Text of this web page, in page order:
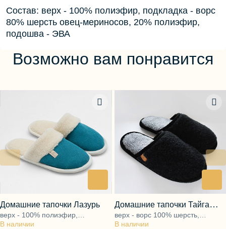
Состав: верх - 100% полиэфир, подкладка - ворс
80% шерсть овец-мериносов, 20% полиэфир,
подошва - ЭВА
Возможно вам понравится
В наличии
Домашние тапочки Лазурь
верх - 100% полиэфир,
подкладка - ворс 100% шерсть,
В наличии
Домашние тапочки Тайга
чёрный
верх - ворс 100% шерсть,
подкладка - ворс 100% шерсть,